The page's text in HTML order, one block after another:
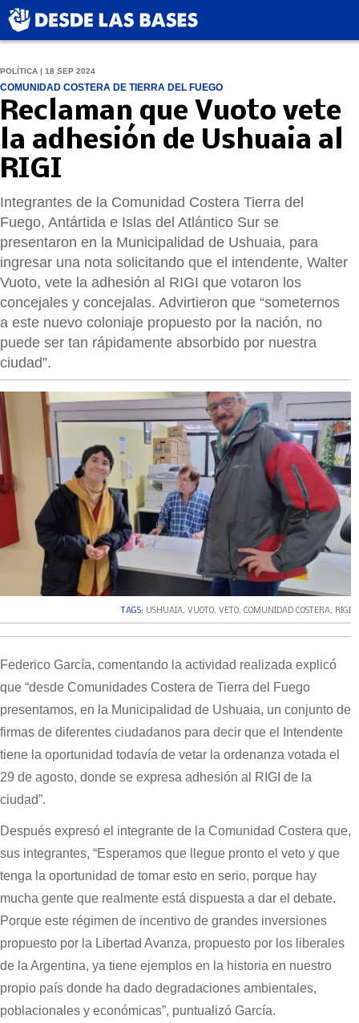
POLÍTICA | 18 SEP 2024
COMUNIDAD COSTERA DE TIERRA DEL FUEGO
Reclaman que Vuoto vete
la adhesión de Ushuaia al
RIGI
Integrantes de la Comunidad Costera Tierra del
Fuego, Antártida e Islas del Atlántico Sur se
presentaron en la Municipalidad de Ushuaia, para
ingresar una nota solicitando que el intendente, Walter
Vuoto, vete la adhesión al RIGI que votaron los
concejales y concejalas. Advirtieron que “someternos
a este nuevo coloniaje propuesto por la nación, no
puede ser tan rápidamente absorbido por nuestra
ciudad”.
TAGS: USHUAIA, VUOTO, VETO, COMUNIDAD COSTERA, RIGI
Federico García, comentando la actividad realizada explicó
que “desde Comunidades Costera de Tierra del Fuego
presentamos, en la Municipalidad de Ushuaia, un conjunto de
firmas de diferentes ciudadanos para decir que el Intendente
tiene la oportunidad todavía de vetar la ordenanza votada el
29 de agosto, donde se expresa adhesión al RIGI de la
ciudad”.
Después expresó el integrante de la Comunidad Costera que,
sus integrantes, “Esperamos que llegue pronto el veto y que
tenga la oportunidad de tomar esto en serio, porque hay
mucha gente que realmente está dispuesta a dar el debate.
Porque este régimen de incentivo de grandes inversiones
propuesto por la Libertad Avanza, propuesto por los liberales
de la Argentina, ya tiene ejemplos en la historia en nuestro
propio país donde ha dado degradaciones ambientales,
poblacionales y económicas”, puntualizó García.